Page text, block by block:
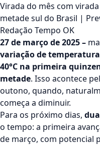
Virada do mês com
metade sul do Brasil |
Redação Tempo OK
27 de março de 2025 –
variação de
40°C na primeira
metade. Isso acontece
outono, quando,
começa a diminuir.
Para os próximo dias,
o tempo: a primeira
de março, com potencial